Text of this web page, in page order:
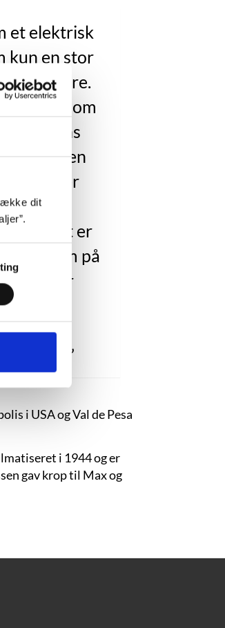
dit
et elektrisk
kun en stor
kan være.
mig selv, om
Hans
er ren
og er
Men det er
lidt skum på
en stor
op.”
i USA og Val de Pesa
i 1944 og er
gav krop til Max og